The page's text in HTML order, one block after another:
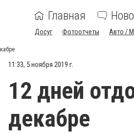
Главная
Досуг Фотоотчеты Авто /
11:33, 5 ноября 2019 г.
12 дней
декабре